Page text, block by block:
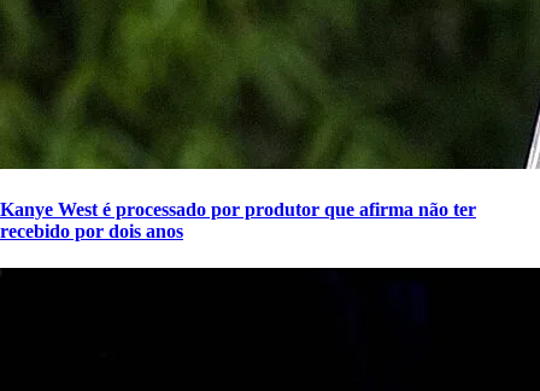
Kanye West é processado por produtor que afirma não ter
recebido por dois anos